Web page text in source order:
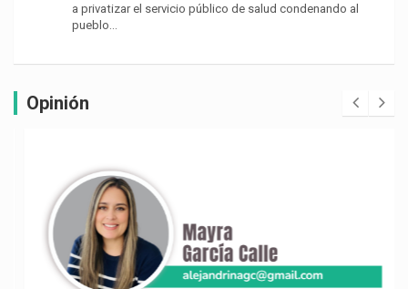
a privatizar el servicio público de salud condenando al
pueblo…
Opinión